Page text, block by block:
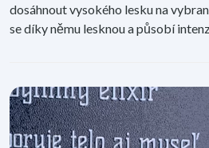
dosáhnout vysokého lesku na
se díky němu lesknou a působí